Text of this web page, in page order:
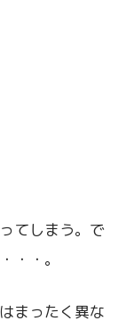
てしまう。で
・・。
まったく異な